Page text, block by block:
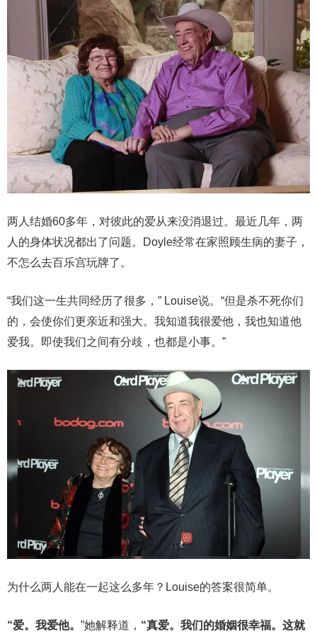
两人结婚60多年，对彼此的爱从来没消退过。最近几年，两
人的身体状况都出了问题。Doyle经常在家照顾生病的妻子，
不怎么去百乐宫玩牌了。
“我们这一生共同经历了很多，” Louise说。“但是杀不死你们
的，会使你们更亲近和强大。我知道我很爱他，我也知道他
爱我。即使我们之间有分歧，也都是小事。”
为什么两人能在一起这么多年？Louise的答案很简单。
“爱。我爱他。 ”她解释道， “真爱。我们的婚姻很幸福。这就